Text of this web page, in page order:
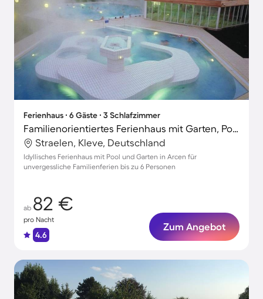
Ferienhaus ∙ 6 Gäste ∙ 3 Schlafzimmer
Familienorientiertes Ferienhaus mit Garten, Pool und Terrasse
Straelen, Kleve, Deutschland
Idyllisches Ferienhaus mit Pool und Garten in Arcen für
unvergessliche Familienferien bis zu 6 Personen
ab 82 €
pro Nacht
4.6
Zum Angebot